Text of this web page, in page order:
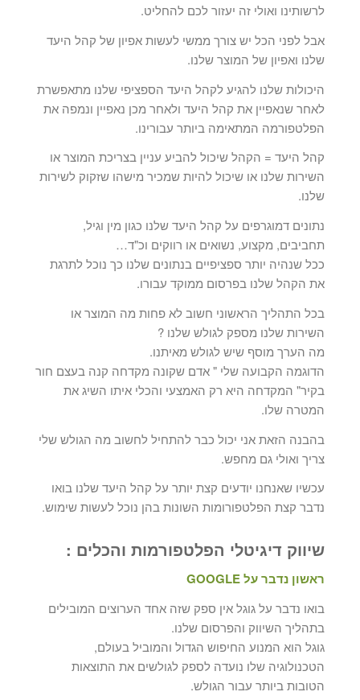
לרשותינו ואולי זה יעזור לכם להחליט.
אבל לפני הכל יש צורך ממשי לעשות אפיון של קהל היעד
שלנו ואפיון של המוצר שלנו.
היכולות שלנו להגיע לקהל היעד הספציפי שלנו מתאפשרת
לאחר שנאפיין את קהל היעד ולאחר מכן נאפיין ונמפה את
הפלטפורמה המתאימה ביותר עבורינו.
קהל היעד = הקהל שיכול להביע עניין בצריכת המוצר או
השירות שלנו או שיכול להיות שמכיר מישהו שזקוק לשירות
שלנו.
נתונים דמוגרפים על קהל היעד שלנו כגון מין וגיל,
תחביבים, מקצוע, נשואים או רווקים וכ"ד…
ככל שנהיה יותר ספציפיים בנתונים שלנו כך נוכל לתרגת
את הקהל שלנו בפרסום ממוקד עבורו.
בכל התהליך הראשוני חשוב לא פחות מה המוצר או
השירות שלנו מספק לגולש שלנו ?
מה הערך מוסף שיש לגולש מאיתנו.
הדוגמה הקבועה שלי " אדם שקונה מקדחה קנה בעצם חור
בקיר" המקדחה היא רק האמצעי והכלי איתו השיג את
המטרה שלו.
בהבנה הזאת אני יכול כבר להתחיל לחשוב מה הגולש שלי
צריך ואולי גם מחפש.
עכשיו שאנחנו יודעים קצת יותר על קהל היעד שלנו בואו
נדבר קצת הפלטפורומות השונות בהן נוכל לעשות שימוש.
שיווק דיגיטלי הפלטפורמות והכלים :
ראשון נדבר על GOOGLE
בואו נדבר על גוגל אין ספק שזה אחד הערוצים המובילים
בתהליך השיווק והפרסום שלנו.
גוגל הוא המנוע החיפוש הגדול והמוביל בעולם,
הטכנולוגיה שלו נועדה לספק לגולשים את התוצאות
הטובות ביותר עבור הגולש.